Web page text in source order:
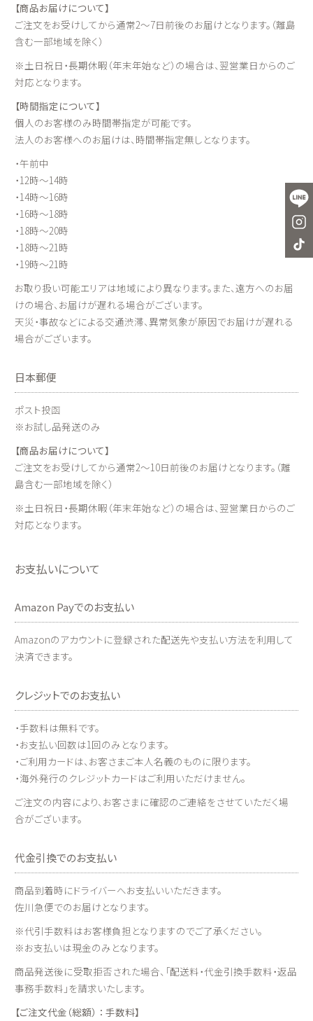
【商品お届けについて】
ご注文をお受けしてから通常2～7日前後のお届けとなります。（離島
含む一部地域を除く）
※土日祝日・長期休暇（年末年始など）の場合は、翌営業日からのご
対応となります。
【時間指定について】
個人のお客様のみ時間帯指定が可能です。
法人のお客様へのお届けは、時間帯指定無しとなります。
・午前中
・12時～14時
・14時～16時
・16時～18時
・18時～20時
・18時～21時
・19時～21時
お取り扱い可能エリアは地域により異なります。また、遠方へのお届
けの場合、お届けが遅れる場合がございます。
天災・事故などによる交通渋滞、異常気象が原因でお届けが遅れる
場合がございます。
日本郵便
ポスト投函
※お試し品発送のみ
【商品お届けについて】
ご注文をお受けしてから通常2～10日前後のお届けとなります。（離
島含む一部地域を除く）
※土日祝日・長期休暇（年末年始など）の場合は、翌営業日からのご
対応となります。
お支払いについて
Amazon Payでのお支払い
Amazonのアカウントに登録された配送先や支払い方法を利用して
決済できます。
クレジットでのお支払い
・手数料は無料です。
・お支払い回数は1回のみとなります。
・ご利用カードは、お客さまご本人名義のものに限ります。
・海外発行のクレジットカードはご利用いただけません。
ご注文の内容により、お客さまに確認のご連絡をさせていただく場
合がございます。
代金引換でのお支払い
商品到着時にドライバーへお支払いいただきます。
佐川急便でのお届けとなります。
※代引手数料はお客様負担となりますのでご了承ください。
※お支払いは現金のみとなります。
商品発送後に受取拒否された場合、「配送料・代金引換手数料・返品
事務手数料」を請求いたします。
【ご注文代金（総額） ： 手数料】